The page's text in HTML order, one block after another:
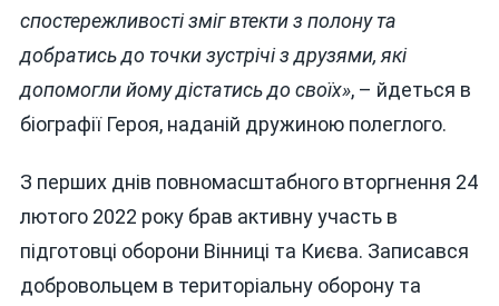
спостережливості зміг втекти з полону та
добратись до точки зустрічі з друзями, які
допомогли йому дістатись до своїх», – йдеться в
біографії Героя, наданій дружиною полеглого.
З перших днів повномасштабного вторгнення 24
лютого 2022 року брав активну участь в
підготовці оборони Вінниці та Києва. Записався
добровольцем в територіальну оборону та